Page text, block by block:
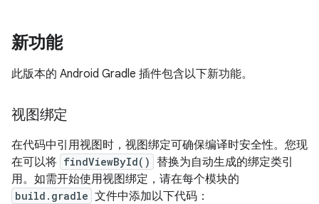
新功能
此版本的 Android Gradle 插件包含以下新功能。
视图绑定
在代码中引用视图时，视图绑定可确保编译时安全性。您现
在可以将 findViewById()
替换为自动生成的绑定类引
用。如需开始使用视图绑定，请在每个模块的
build.gradle 文件中添加以下代码：